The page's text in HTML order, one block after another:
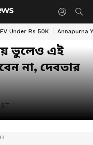
Under Rs 50K Annapurna
ভুলেও এই
না, দেবতার